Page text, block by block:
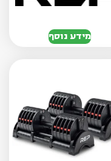
מידע נוסף